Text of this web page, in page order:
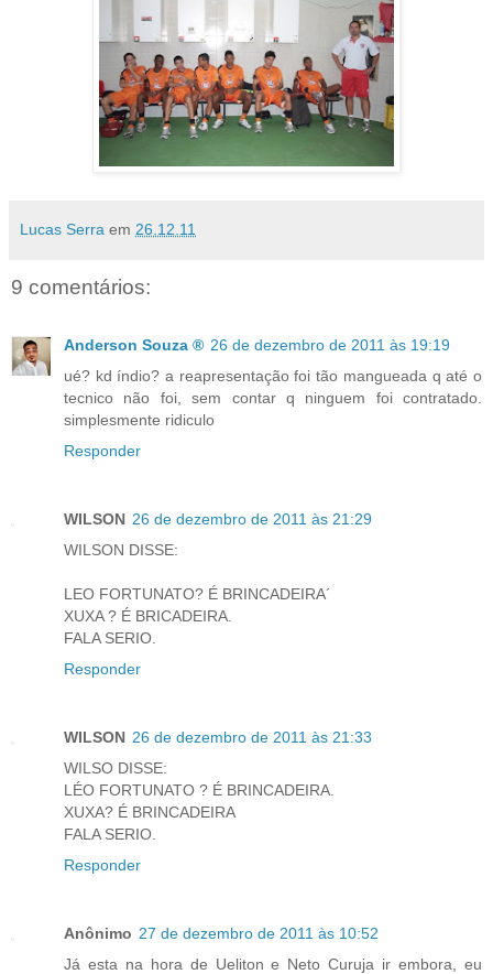
Lucas Serra em 26.12.11
9 comentários:
Anderson Souza ® 26 de dezembro de 2011 às 19:19
ué? kd índio? a reapresentação foi tão mangueada q até o
tecnico não foi, sem contar q ninguem foi contratado.
simplesmente ridiculo
Responder
WILSON 26 de dezembro de 2011 às 21:29
WILSON DISSE:
LEO FORTUNATO? É BRINCADEIRA´
XUXA ? É BRICADEIRA.
FALA SERIO.
Responder
WILSON 26 de dezembro de 2011 às 21:33
WILSO DISSE:
LÉO FORTUNATO ? É BRINCADEIRA.
XUXA? É BRINCADEIRA
FALA SERIO.
Responder
Anônimo 27 de dezembro de 2011 às 10:52
Já esta na hora de Ueliton e Neto Curuja ir embora, eu